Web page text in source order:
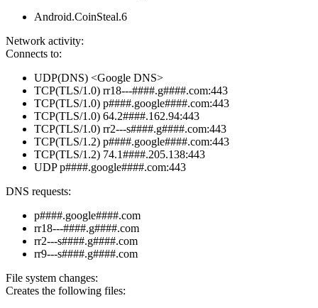
Android.CoinSteal.6
Network activity:
Connects to:
UDP(DNS) <Google DNS>
TCP(TLS/1.0) rr18---####.g####.com:443
TCP(TLS/1.0) p####.google####.com:443
TCP(TLS/1.0) 64.2####.162.94:443
TCP(TLS/1.0) rr2---s####.g####.com:443
TCP(TLS/1.2) p####.google####.com:443
TCP(TLS/1.2) 74.1####.205.138:443
UDP p####.google####.com:443
DNS requests:
p####.google####.com
rr18---####.g####.com
rr2---s####.g####.com
rr9---s####.g####.com
File system changes:
Creates the following files: